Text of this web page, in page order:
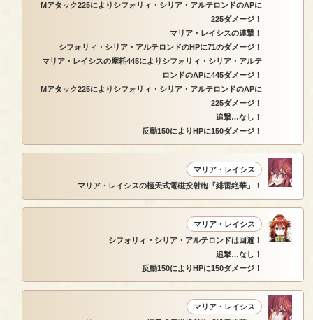
Mアタック225によりシフォリィ・シリア・アルテロンドのAPに
225ダメージ！
マリア・レイシスの連撃！
シフォリィ・シリア・アルテロンドのHPに71のダメージ！
マリア・レイシスの摩耗445によりシフォリィ・シリア・アルテ
ロンドのAPに445ダメージ！
Mアタック225によりシフォリィ・シリア・アルテロンドのAPに
225ダメージ！
追撃…なし！
反動150によりHPに150ダメージ！
マリア・レイシス
マリア・レイシスの極天式電磁投射砲『緋雷絶華』！
マリア・レイシス
シフォリィ・シリア・アルテロンドは回避！
追撃…なし！
反動150によりHPに150ダメージ！
マリア・レイシス